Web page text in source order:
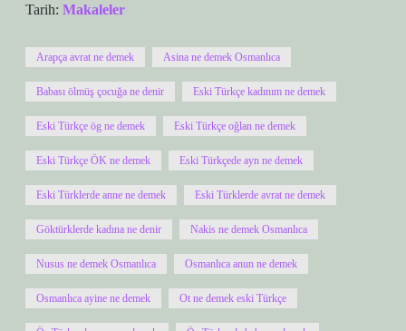
Tarih: Makaleler
Arapça avrat ne demek Asina ne demek Osmanlıca
Babası ölmüş çocuğa ne denir Eski Türkçe kadınım ne demek
Eski Türkçe ög ne demek Eski Türkçe oğlan ne demek
Eski Türkçe ÖK ne demek Eski Türkçede ayn ne demek
Eski Türklerde anne ne demek Eski Türklerde avrat ne demek
Göktürklerde kadına ne denir Nakis ne demek Osmanlıca
Nusus ne demek Osmanlıca Osmanlıca anun ne demek
Osmanlıca ayine ne demek Ot ne demek eski Türkçe